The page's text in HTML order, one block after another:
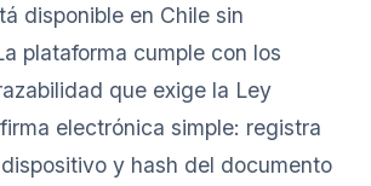
disponible en Chile sin
plataforma cumple con los
que exige la Ley
electrónica simple: registra
y hash del documento